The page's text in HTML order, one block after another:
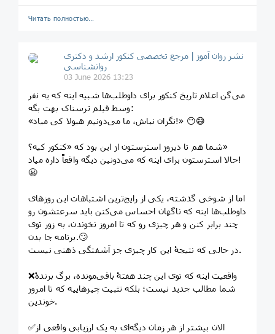
Читать полностью…
نشر روان‌ آموز | مرجع تخصصی کنکور ارشد و دکتری
روانشناسی
03 June 2026 13:23
می‌گن اعلام تاریخ کنکور برای داوطلب‌ها شبیه اینه که یه نفر
وسط فیلم ترسناک بهت بگه:
«نگران نباش، ما می‌دونیم هیولا کی میاد!» 😶😅
شما هم تا دیروز استرستون از این بود که «کنکور کیه؟»
حالا استرستون برای اینه که می‌دونین دیگه واقعاً داره میاد!
😬
اما از شوخی گذشته، یکی از رایج‌ترین اشتباهات این روزهای
داوطلب‌ها اینه که ناگهان احساس می‌کنن باید سرعتشون رو
چند برابر کنن و هر چیزی رو که تا امروز نخوندن، به زور توی
برنامه جا بدن.🙄
در حالی که نتیجۀ این کار چیزی جز آشفتگی ذهنی نیست.
❌واقعیت اینه که توی این چند هفتۀ باقی‌مونده، برگ برندۀ
شما مطالب جدید نیست؛ بلکه تثبیت چیزهاییه که تا امروز
خوندین.
✅الان بیشتر از هر زمان دیگه‌ای به یک ارزیابی واقعی از